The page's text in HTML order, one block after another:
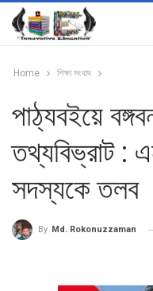
Home শিক্ষা সংবাদ
পাঠ্যবইয়ে
তথ্যবিভ্রাট :
সদস্যকে তলব
By Md. Rokonuzzaman